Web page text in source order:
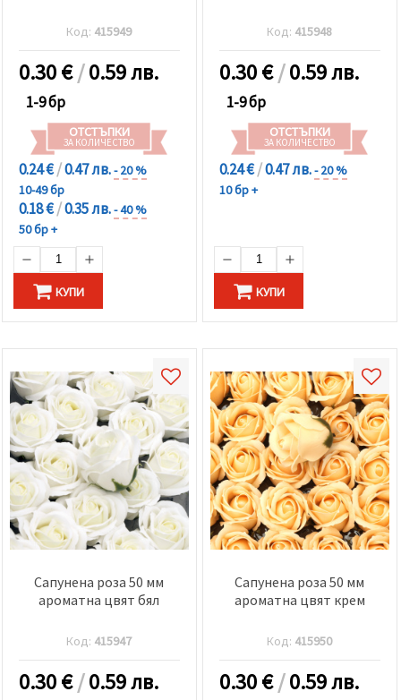
Код: 415949
0.30€/0.59 лв.
1-9 бр
ОТСТЪПКИ
ЗА КОЛИЧЕСТВО
0.24 €/0.47 лв.- 20 %
10-49 бр
0.18 €/0.35 лв.- 40 %
50 бр +
КУПИ
Код: 415948
0.30€/0.59 лв.
1-9 бр
ОТСТЪПКИ
ЗА КОЛИЧЕСТВО
0.24 €/0.47 лв.- 20 %
10 бр +
КУПИ
Сапунена роза 50 мм
ароматна цвят бял
Код: 415947
0.30€/0.59 лв.
Сапунена роза 50 мм
ароматна цвят крем
Код: 415950
0.30€/0.59 лв.